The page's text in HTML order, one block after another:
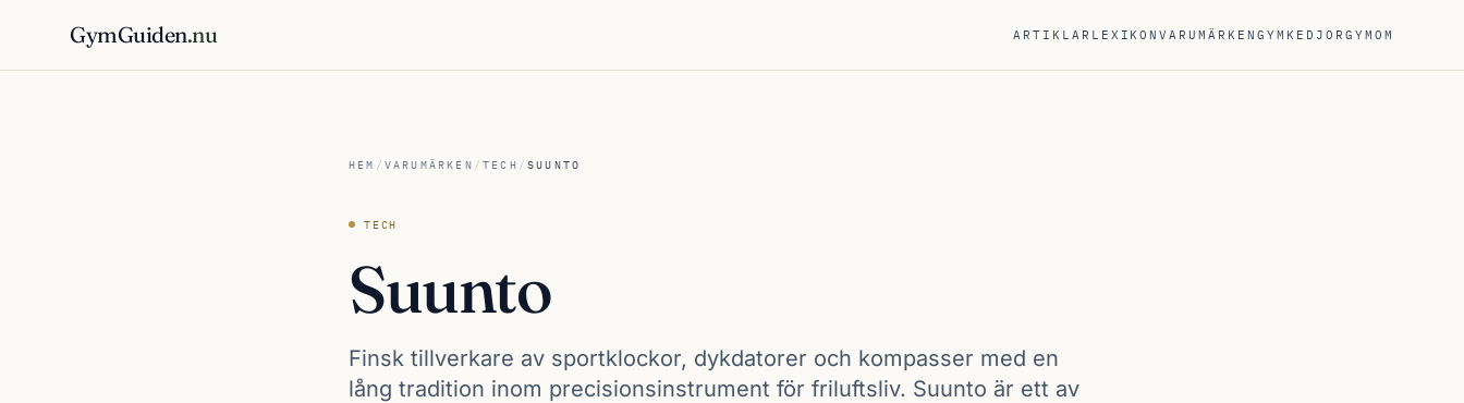
GymGuiden.nu ARTIKLAR LEXIKONVARUMÄRKENGYMKEDJORGYMOM
HEM / VARUMÄRKEN /TECH /SUUNTO
TECH
Suunto
Finsk tillverkare av sportklockor, dykdatorer och kompasser med en
lång tradition inom precisionsinstrument för friluftsliv. Suunto är ett av